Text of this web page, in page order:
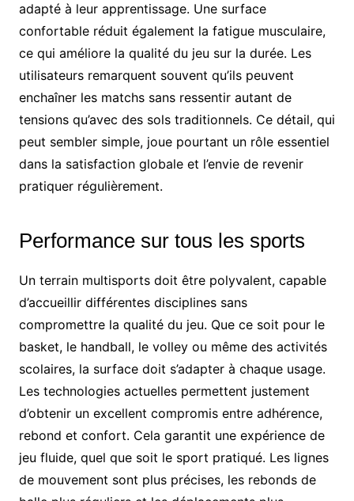
adapté à leur apprentissage. Une surface
confortable réduit également la fatigue musculaire,
ce qui améliore la qualité du jeu sur la durée. Les
utilisateurs remarquent souvent qu’ils peuvent
enchaîner les matchs sans ressentir autant de
tensions qu’avec des sols traditionnels. Ce détail, qui
peut sembler simple, joue pourtant un rôle essentiel
dans la satisfaction globale et l’envie de revenir
pratiquer régulièrement.
Performance sur tous les sports
Un terrain multisports doit être polyvalent, capable
d’accueillir différentes disciplines sans
compromettre la qualité du jeu. Que ce soit pour le
basket, le handball, le volley ou même des activités
scolaires, la surface doit s’adapter à chaque usage.
Les technologies actuelles permettent justement
d’obtenir un excellent compromis entre adhérence,
rebond et confort. Cela garantit une expérience de
jeu fluide, quel que soit le sport pratiqué. Les lignes
de mouvement sont plus précises, les rebonds de